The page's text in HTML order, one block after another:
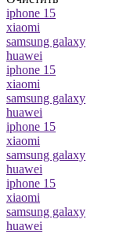
iphone 15
xiaomi
samsung galaxy
huawei
iphone 15
xiaomi
samsung galaxy
huawei
iphone 15
xiaomi
samsung galaxy
huawei
iphone 15
xiaomi
samsung galaxy
huawei